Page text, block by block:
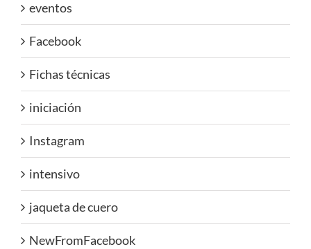
eventos
Facebook
Fichas técnicas
iniciación
Instagram
intensivo
jaqueta de cuero
NewFromFacebook